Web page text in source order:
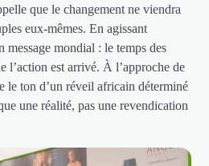
que le changement ne viendra
eux-mêmes. En agissant
message mondial : le temps des
l’action est arrivé. À l’approche de
le ton d’un réveil africain déterminé
une réalité, pas une revendication